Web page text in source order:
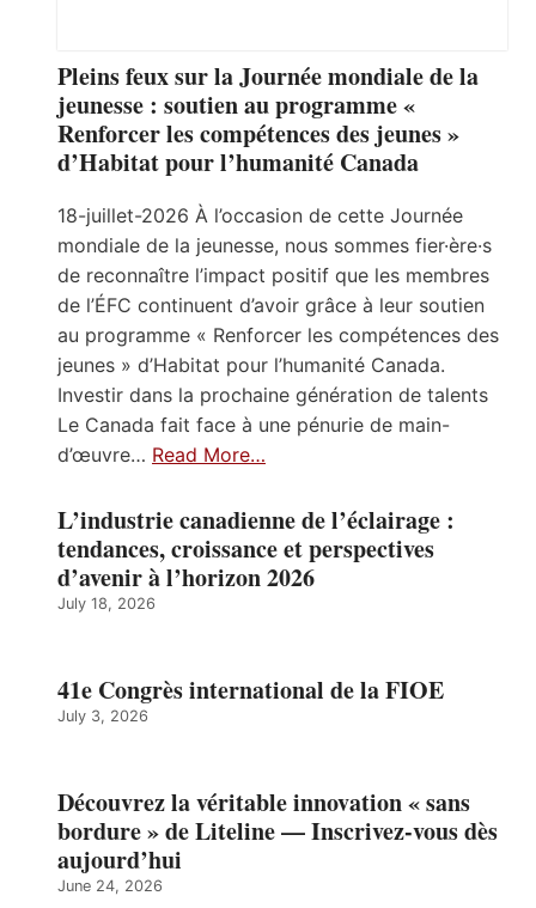
Pleins feux sur la Journée mondiale de la
jeunesse : soutien au programme «
Renforcer les compétences des jeunes »
d’Habitat pour l’humanité Canada
18-juillet-2026 À l’occasion de cette Journée
mondiale de la jeunesse, nous sommes fier·ère·s
de reconnaître l’impact positif que les membres
de l’ÉFC continuent d’avoir grâce à leur soutien
au programme « Renforcer les compétences des
jeunes » d’Habitat pour l’humanité Canada.
Investir dans la prochaine génération de talents
Le Canada fait face à une pénurie de main-
d’œuvre… Read More…
L’industrie canadienne de l’éclairage :
tendances, croissance et perspectives
d’avenir à l’horizon 2026
July 18, 2026
41e Congrès international de la FIOE
July 3, 2026
Découvrez la véritable innovation « sans
bordure » de Liteline — Inscrivez-vous dès
aujourd’hui
June 24, 2026